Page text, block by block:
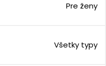
Pre ženy
Všetky typy